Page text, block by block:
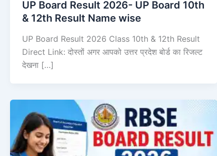
UP Board Result 2026- UP Board 10th
& 12th Result Name wise
UP Board Result 2026 Class 10th & 12th Result
Direct Link: दोस्तों अगर आपको उत्तर प्रदेश बोर्ड का रिजल्ट
देखना […]